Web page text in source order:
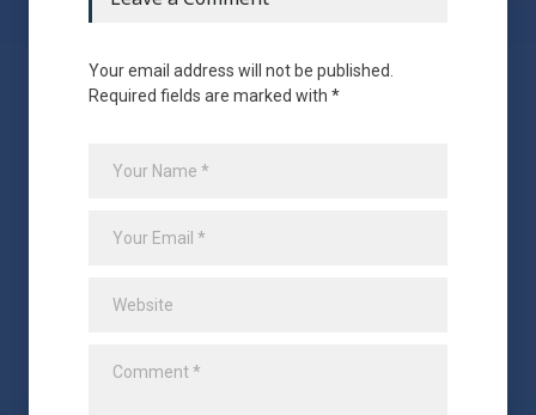
Your email address will not be published.
Required fields are marked with *